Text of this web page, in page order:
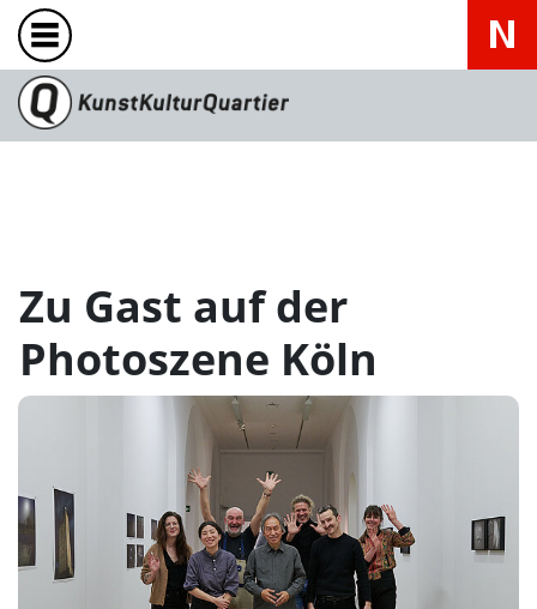
Zu Gast auf der
Photoszene Köln